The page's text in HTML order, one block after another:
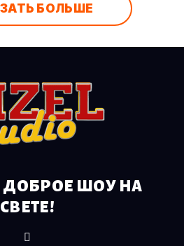
БОЛЬШЕ
ШОУ НА
СВЕТЕ!